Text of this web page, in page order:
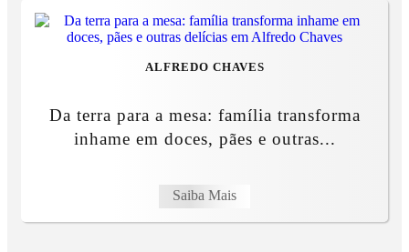
ALFREDO CHAVES
Da terra para a mesa: família transforma
inhame em doces, pães e outras...
Saiba Mais